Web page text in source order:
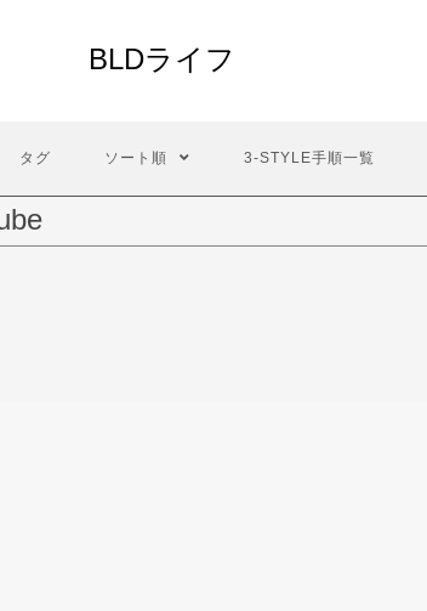
BLDライフ
タグ ソート順 3-STYLE手順一覧